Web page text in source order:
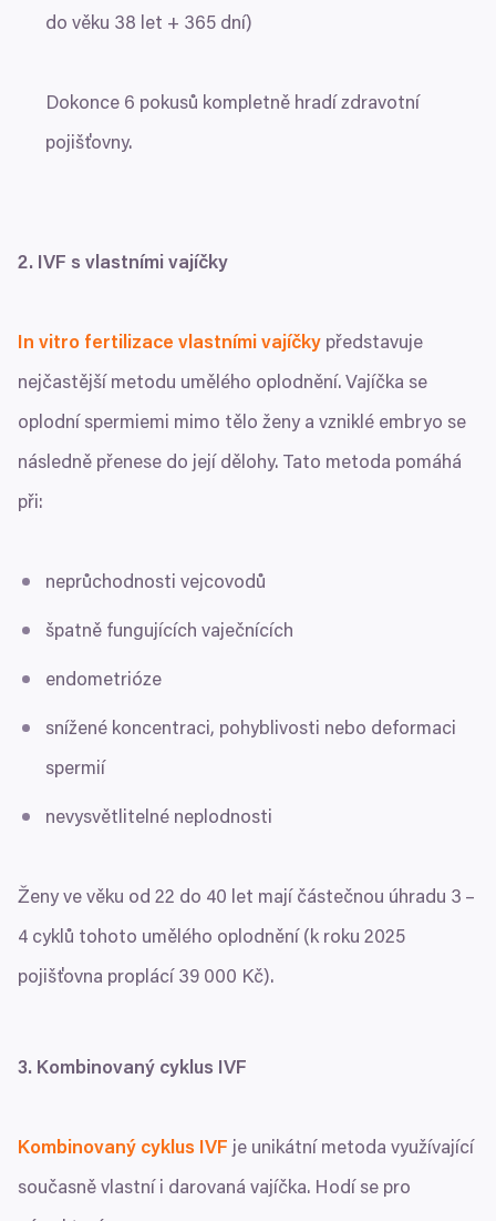
do věku 38 let + 365 dní)
Dokonce 6 pokusů kompletně hradí zdravotní
pojišťovny.
2. IVF s vlastními vajíčky
In vitro fertilizace vlastními vajíčky představuje
nejčastější metodu umělého oplodnění. Vajíčka se
oplodní spermiemi mimo tělo ženy a vzniklé embryo se
následně přenese do její dělohy. Tato metoda pomáhá
při:
neprůchodnosti vejcovodů
špatně fungujících vaječnících
endometrióze
snížené koncentraci, pohyblivosti nebo deformaci
spermií
nevysvětlitelné neplodnosti
Ženy ve věku od 22 do 40 let mají částečnou úhradu 3 –
4 cyklů tohoto umělého oplodnění (k roku 2025
pojišťovna proplácí 39 000 Kč).
3. Kombinovaný cyklus IVF
Kombinovaný cyklus IVF je unikátní metoda využívající
současně vlastní i darovaná vajíčka. Hodí se pro